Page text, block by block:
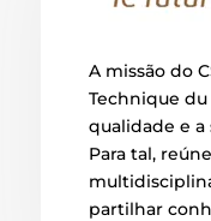
A missão do
Technique
qualidade e a
Para tal,
partilhar